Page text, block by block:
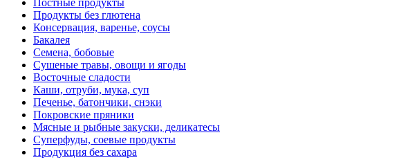
Продукты без глютена
Консервация, варенье, соусы
Бакалея
Семена, бобовые
Сушеные травы, овощи и ягоды
Восточные сладости
Каши, отруби, мука, суп
Печенье, батончики, снэки
Покровские пряники
Мясные и рыбные закуски, деликатесы
Суперфуды, соевые продукты
Продукция без сахара